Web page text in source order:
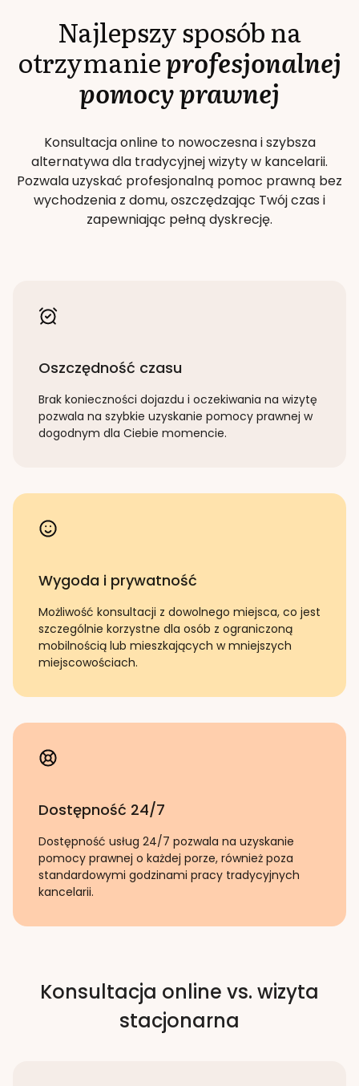
Najlepszy sposób na
otrzymanieprofesjonalnej
pomocy prawnej
Konsultacja online to nowoczesna i szybsza
alternatywa dla tradycyjnej wizyty w kancelarii.
Pozwala uzyskać profesjonalną pomoc prawną bez
wychodzenia z domu, oszczędzając Twój czas i
zapewniając pełną dyskrecję.
Oszczędność czasu
Brak konieczności dojazdu i oczekiwania na wizytę
pozwala na szybkie uzyskanie pomocy prawnej w
dogodnym dla Ciebie momencie.
Wygoda i prywatność
Możliwość konsultacji z dowolnego miejsca, co jest
szczególnie korzystne dla osób z ograniczoną
mobilnością lub mieszkających w mniejszych
miejscowościach.
Dostępność 24/7
Dostępność usług 24/7 pozwala na uzyskanie
pomocy prawnej o każdej porze, również poza
standardowymi godzinami pracy tradycyjnych
kancelarii.
Konsultacja online vs. wizyta
stacjonarna